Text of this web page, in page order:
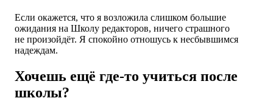
Если окажется, что я возложила слишком большие
ожидания на Школу редакторов, ничего страшного
не произойдёт. Я спокойно отношусь к несбывшимся
надеждам.
Хочешь ещё где-то учиться после
школы?